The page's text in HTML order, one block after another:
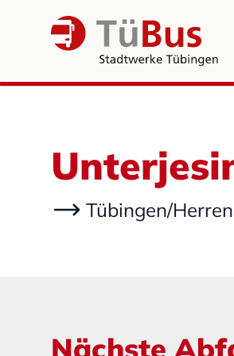
Tübingen/
Nächste